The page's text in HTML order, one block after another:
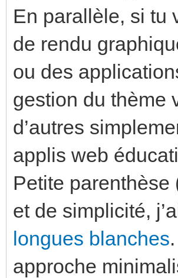
En parallèle, si tu
de rendu
ou des
gestion du thème
d’autres
applis web
Petite parenthèse
et de simplicité,
longues blanches
approche